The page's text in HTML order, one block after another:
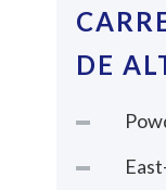
DE